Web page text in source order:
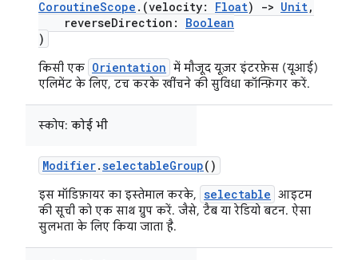
CoroutineScope .(velocity: Float) -> Unit,
reverseDirection: Boolean
)
किसी एक Orientation में मौजूद यूज़र इंटरफ़ेस (यूआई)
एलिमेंट के लिए, टच करके खींचने की सुविधा कॉन्फ़िगर करें.
स्कोप: कोई भी
Modifier.selectableGroup()
इस मॉडिफ़ायर का इस्तेमाल करके, selectable आइटम
की सूची को एक साथ ग्रुप करें. जैसे, टैब या रेडियो बटन. ऐसा
सुलभता के लिए किया जाता है.